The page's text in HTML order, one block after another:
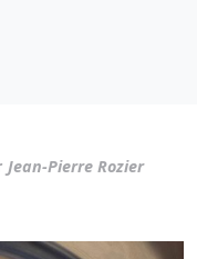
Jean-Pierre Rozier